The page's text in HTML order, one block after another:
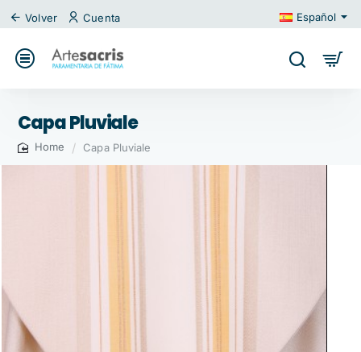
Volver Cuenta Español
Capa Pluviale
Capa Pluviale